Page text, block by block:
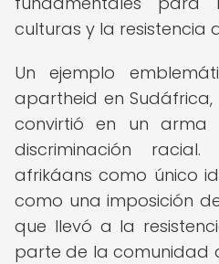
culturas y la resistencia
Un ejemplo
apartheid en
convirtió en un
discriminación
afrikáans como único
como una imposición
que llevó a la
parte de la comunidad